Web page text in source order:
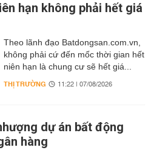
hạn không phải hết giá
Theo lãnh đạo Batdongsan.com.vn,
không phải cứ đến mốc thời gian hết
niên hạn là chung cư sẽ hết giá...
THỊ TRƯỜNG 11:22 | 07/08/2026
dự án bất động
hàng